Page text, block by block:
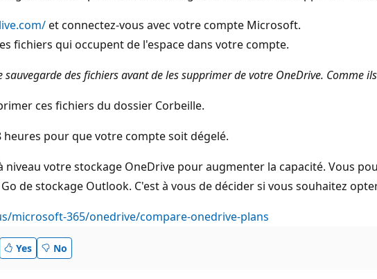
et connectez-vous avec votre compte Microsoft.
fichiers qui occupent de l'espace dans votre compte.
des fichiers avant de les supprimer de votre OneDrive. Comme
ces fichiers du dossier Corbeille.
pour que votre compte soit dégelé.
votre stockage OneDrive pour augmenter la capacité. Vous
de stockage Outlook. C'est à vous de décider si vous souhaitez
microsoft-365/onedrive/compare-onedrive-plans
Yes No